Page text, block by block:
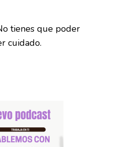
tienes que poder
cuidado.